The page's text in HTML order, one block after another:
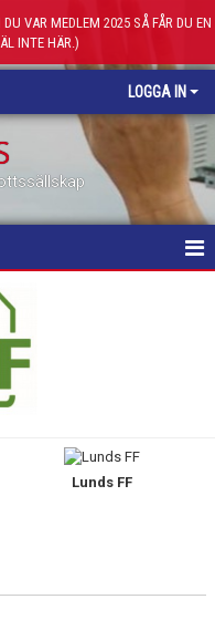
VAR MEDLEM 2025 SÅ FÅR DU EN
INTE HÄR.)
LOGGA IN
Lunds FF